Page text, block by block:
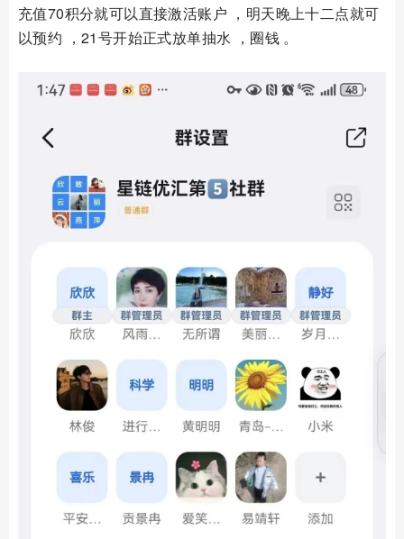
充值70积分就可以直接激活账户 ，明天晚上十二点就可
以预约 ，21号开始正式放单抽水 ，圈钱 。